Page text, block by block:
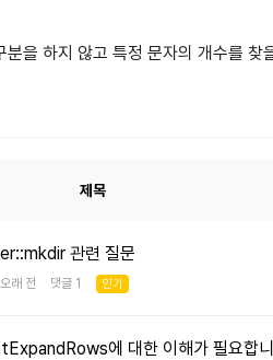
을 하지 않고 특정 문자의 개수를 찾
제목
관련 질문
오래 전 댓글 1 인기
에 대한 이해가 필요합니